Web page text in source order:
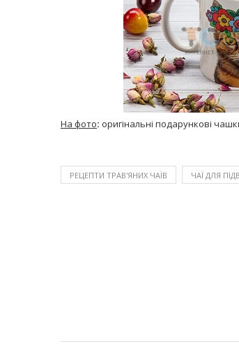
На фото: оригінальні подарункові
РЕЦЕПТИ ТРАВ'ЯНИХ ЧАЇВ ЧАЇ ДЛЯ